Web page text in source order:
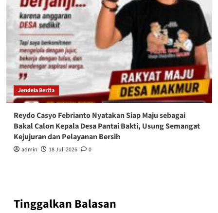
Jendela Berita
Reydo Casyo Febrianto Nyatakan Siap Maju sebagai
Bakal Calon Kepala Desa Pantai Bakti, Usung Semangat
Kejujuran dan Pelayanan Bersih
admin 18 Juli 2026 0
Tinggalkan Balasan